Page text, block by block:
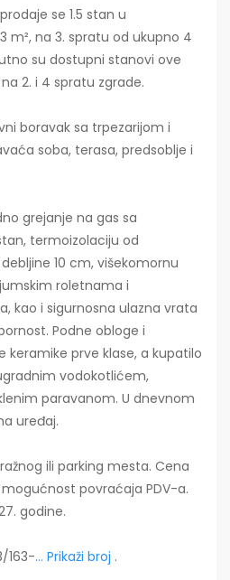
se 1.5 stan u
m², na 3. spratu od ukupno 4
su dostupni stanovi ove
2. i 4 spratu zgrade.
boravak sa trpezarijom i
soba, terasa, predsoblje i
grejanje na gas sa
termoizolaciju od
10 cm, višekomornu
roletnama i
kao i sigurnosna ulazna vrata
Podne obloge i
keramike prve klase, a kupatilo
vodokotlićem,
paravanom. U dnevnom
uređaj.
ili parking mesta. Cena
mogućnost povraćaja PDV-a.
godine.
163-... Prikaži broj .